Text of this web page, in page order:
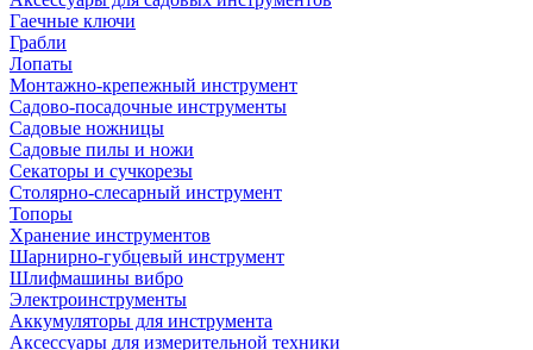
Гаечные ключи
Грабли
Лопаты
Монтажно-крепежный инструмент
Садово-посадочные инструменты
Садовые ножницы
Садовые пилы и ножи
Секаторы и сучкорезы
Столярно-слесарный инструмент
Топоры
Хранение инструментов
Шарнирно-губцевый инструмент
Шлифмашины вибро
Электроинструменты
Аккумуляторы для инструмента
Аксессуары для измерительной техники